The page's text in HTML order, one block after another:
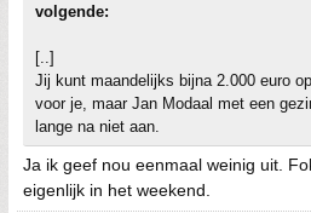
volgende:
[..]
Jij kunt maandelijks bijna 2.000 euro
voor je, maar Jan Modaal met een
lange na niet aan.
Ja ik geef nou eenmaal weinig uit.
eigenlijk in het weekend.